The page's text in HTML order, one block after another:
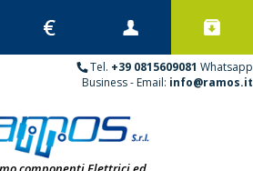
Tel. +39 0815609081 Whatsapp
Business - Email: info@ramos.it